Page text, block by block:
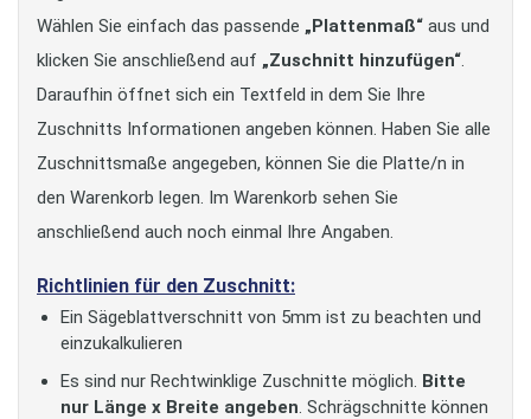
Wählen Sie einfach das passende „Plattenmaß“ aus und
klicken Sie anschließend auf „Zuschnitt hinzufügen“.
Daraufhin öffnet sich ein Textfeld in dem Sie Ihre
Zuschnitts Informationen angeben können. Haben Sie alle
Zuschnittsmaße angegeben, können Sie die Platte/n in
den Warenkorb legen. Im Warenkorb sehen Sie
anschließend auch noch einmal Ihre Angaben.
Richtlinien für den Zuschnitt:
Ein Sägeblattverschnitt von 5mm ist zu beachten und
einzukalkulieren
Es sind nur Rechtwinklige Zuschnitte möglich. Bitte
nur Länge x Breite angeben. Schrägschnitte können